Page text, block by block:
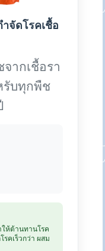
จัดโรคเชื้อ
ากเชื้อรา
รับทุกพืช
ห้ต้านทานโรค
คเร็วกว่า ผสม